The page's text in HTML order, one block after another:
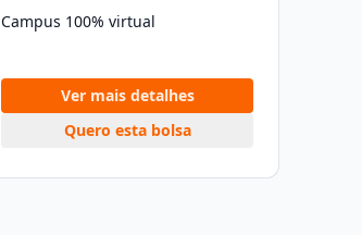
Campus 100% virtual
Ver mais detalhes
Quero esta bolsa